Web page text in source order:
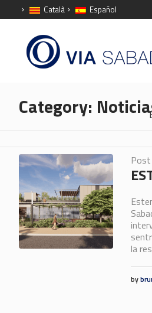
Català Español
Category:
Post
la
by